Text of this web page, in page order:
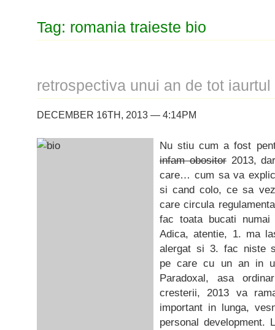
Tag: romania traieste bio
retrospectiva unui an de tot iaurtul
DECEMBER 16TH, 2013 — 4:14PM
Nu stiu cum a fost
infam obositor2013,
care… cum sa va
si cand colo, ce sa
care circula
fac toata bucati
Adica, atentie, 1. ma
alergat si 3. fac niste
pe care cu un an in
Paradoxal, asa
cresterii, 2013 va
important in lunga,
personal development.